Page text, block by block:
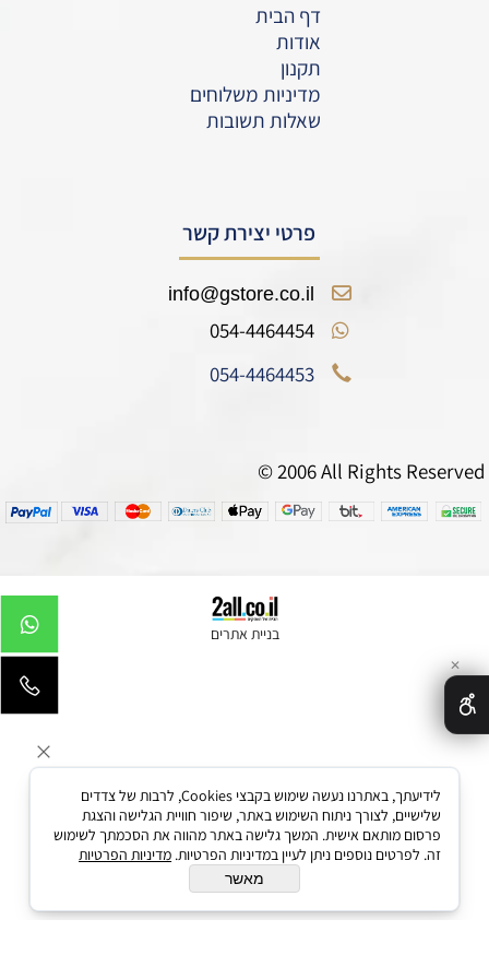
דף הבית
אודות
תקנון
מדיניות משלוחים
שאלות תשובות
פרטי יצירת קשר
info@gstore.co.il
054-4464454
054-4464453
© 2006 All Rights Reserved
בניית אתרים
✕
לידיעתך, באתרנו נעשה שימוש בקבצי Cookies, לרבות של צדדים
שלישיים, לצורך ניתוח השימוש באתר, שיפור חוויית הגלישה והצגת
פרסום מותאם אישית. המשך גלישה באתר מהווה את הסכמתך לשימוש
זה. לפרטים נוספים ניתן לעיין במדיניות הפרטיות. מדיניות הפרטיות
מאשר